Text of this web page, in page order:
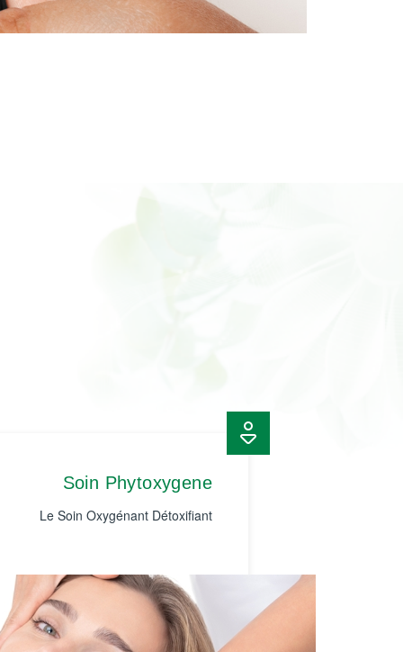
Soin Phytoxygene
Le Soin Oxygénant Détoxifiant